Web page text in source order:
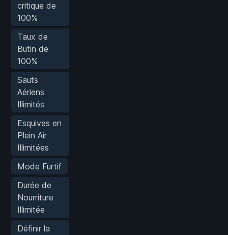
critique de
100%
Taux de
Butin de
100%
Sauts
Aériens
Illimités
Esquives en
Plein Air
Illimitées
Mode Furtif
Durée de
Nourriture
Illimitée
Définir la